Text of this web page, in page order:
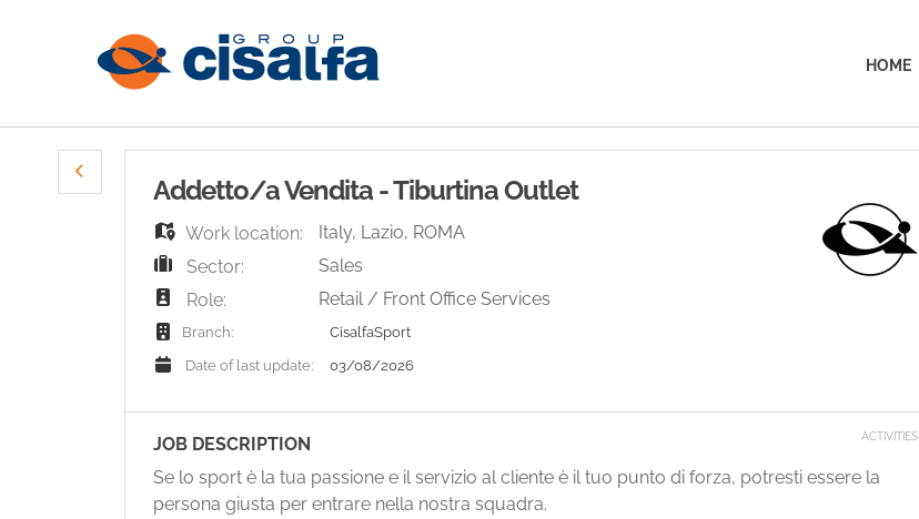
HOME
Addetto/a Vendita - Tiburtina Outlet
Work location: Italy, Lazio, ROMA
Sector:
Sales
Role:
Retail / Front Office Services
Branch: CisalfaSport
Date of last update: 03/08/2026
ACTIVITIES
Print
JOB DESCRIPTION
Se lo sport è la tua passione e il servizio al cliente è il tuo punto di forza, potresti essere la
persona giusta per entrare nella nostra squadra.